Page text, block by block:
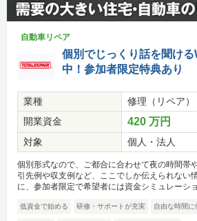
自動車リペア
個別でじっくり話を聞け
中！参加者限定特典あり
業種
修理（リペア
開業資金
420 万円
対象 個人・法人
個別形式なので、ご都合に合わせて夜の時間帯
引先例や収支例など、ここでしか伝えられない
に、参加者限定で希望者には資金シミュレーシ
低資金で始める 研修・サポートが充実 自由な時間に